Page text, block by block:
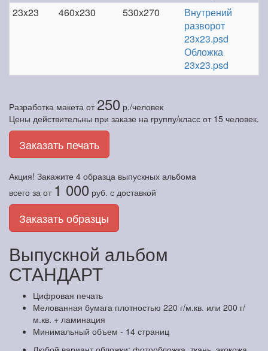
23x23
460x230 530х270
Внутрений
разворот
23x23.psd
Обложка
23x23.psd
Разработка макета от 250 р./человек
Цены действительны при заказе на группу/класс от 15 человек.
Заказать печать
Акция! Закажите 4 образца выпускных альбома
всего за от 1 000 руб. с доставкой
Заказать образцы
Выпускной альбом
СТАНДАРТ
Цифровая печать
Мелованная бумага плотностью 220 г/м.кв. или 200 г/
м.кв. + ламинация
Минимальный объем - 14 страниц